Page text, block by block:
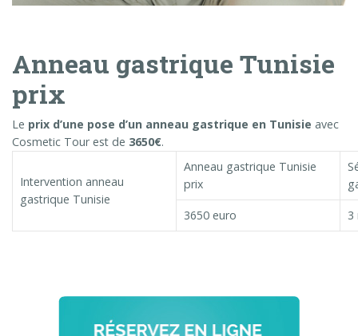
Anneau gastrique Tunisie
prix
Le prix d’une pose d’un anneau gastrique en Tunisie avec
Cosmetic Tour est de 3650€.
Intervention anneau
gastrique Tunisie
Anneau gastrique Tunisie
prix
3650 euro 3